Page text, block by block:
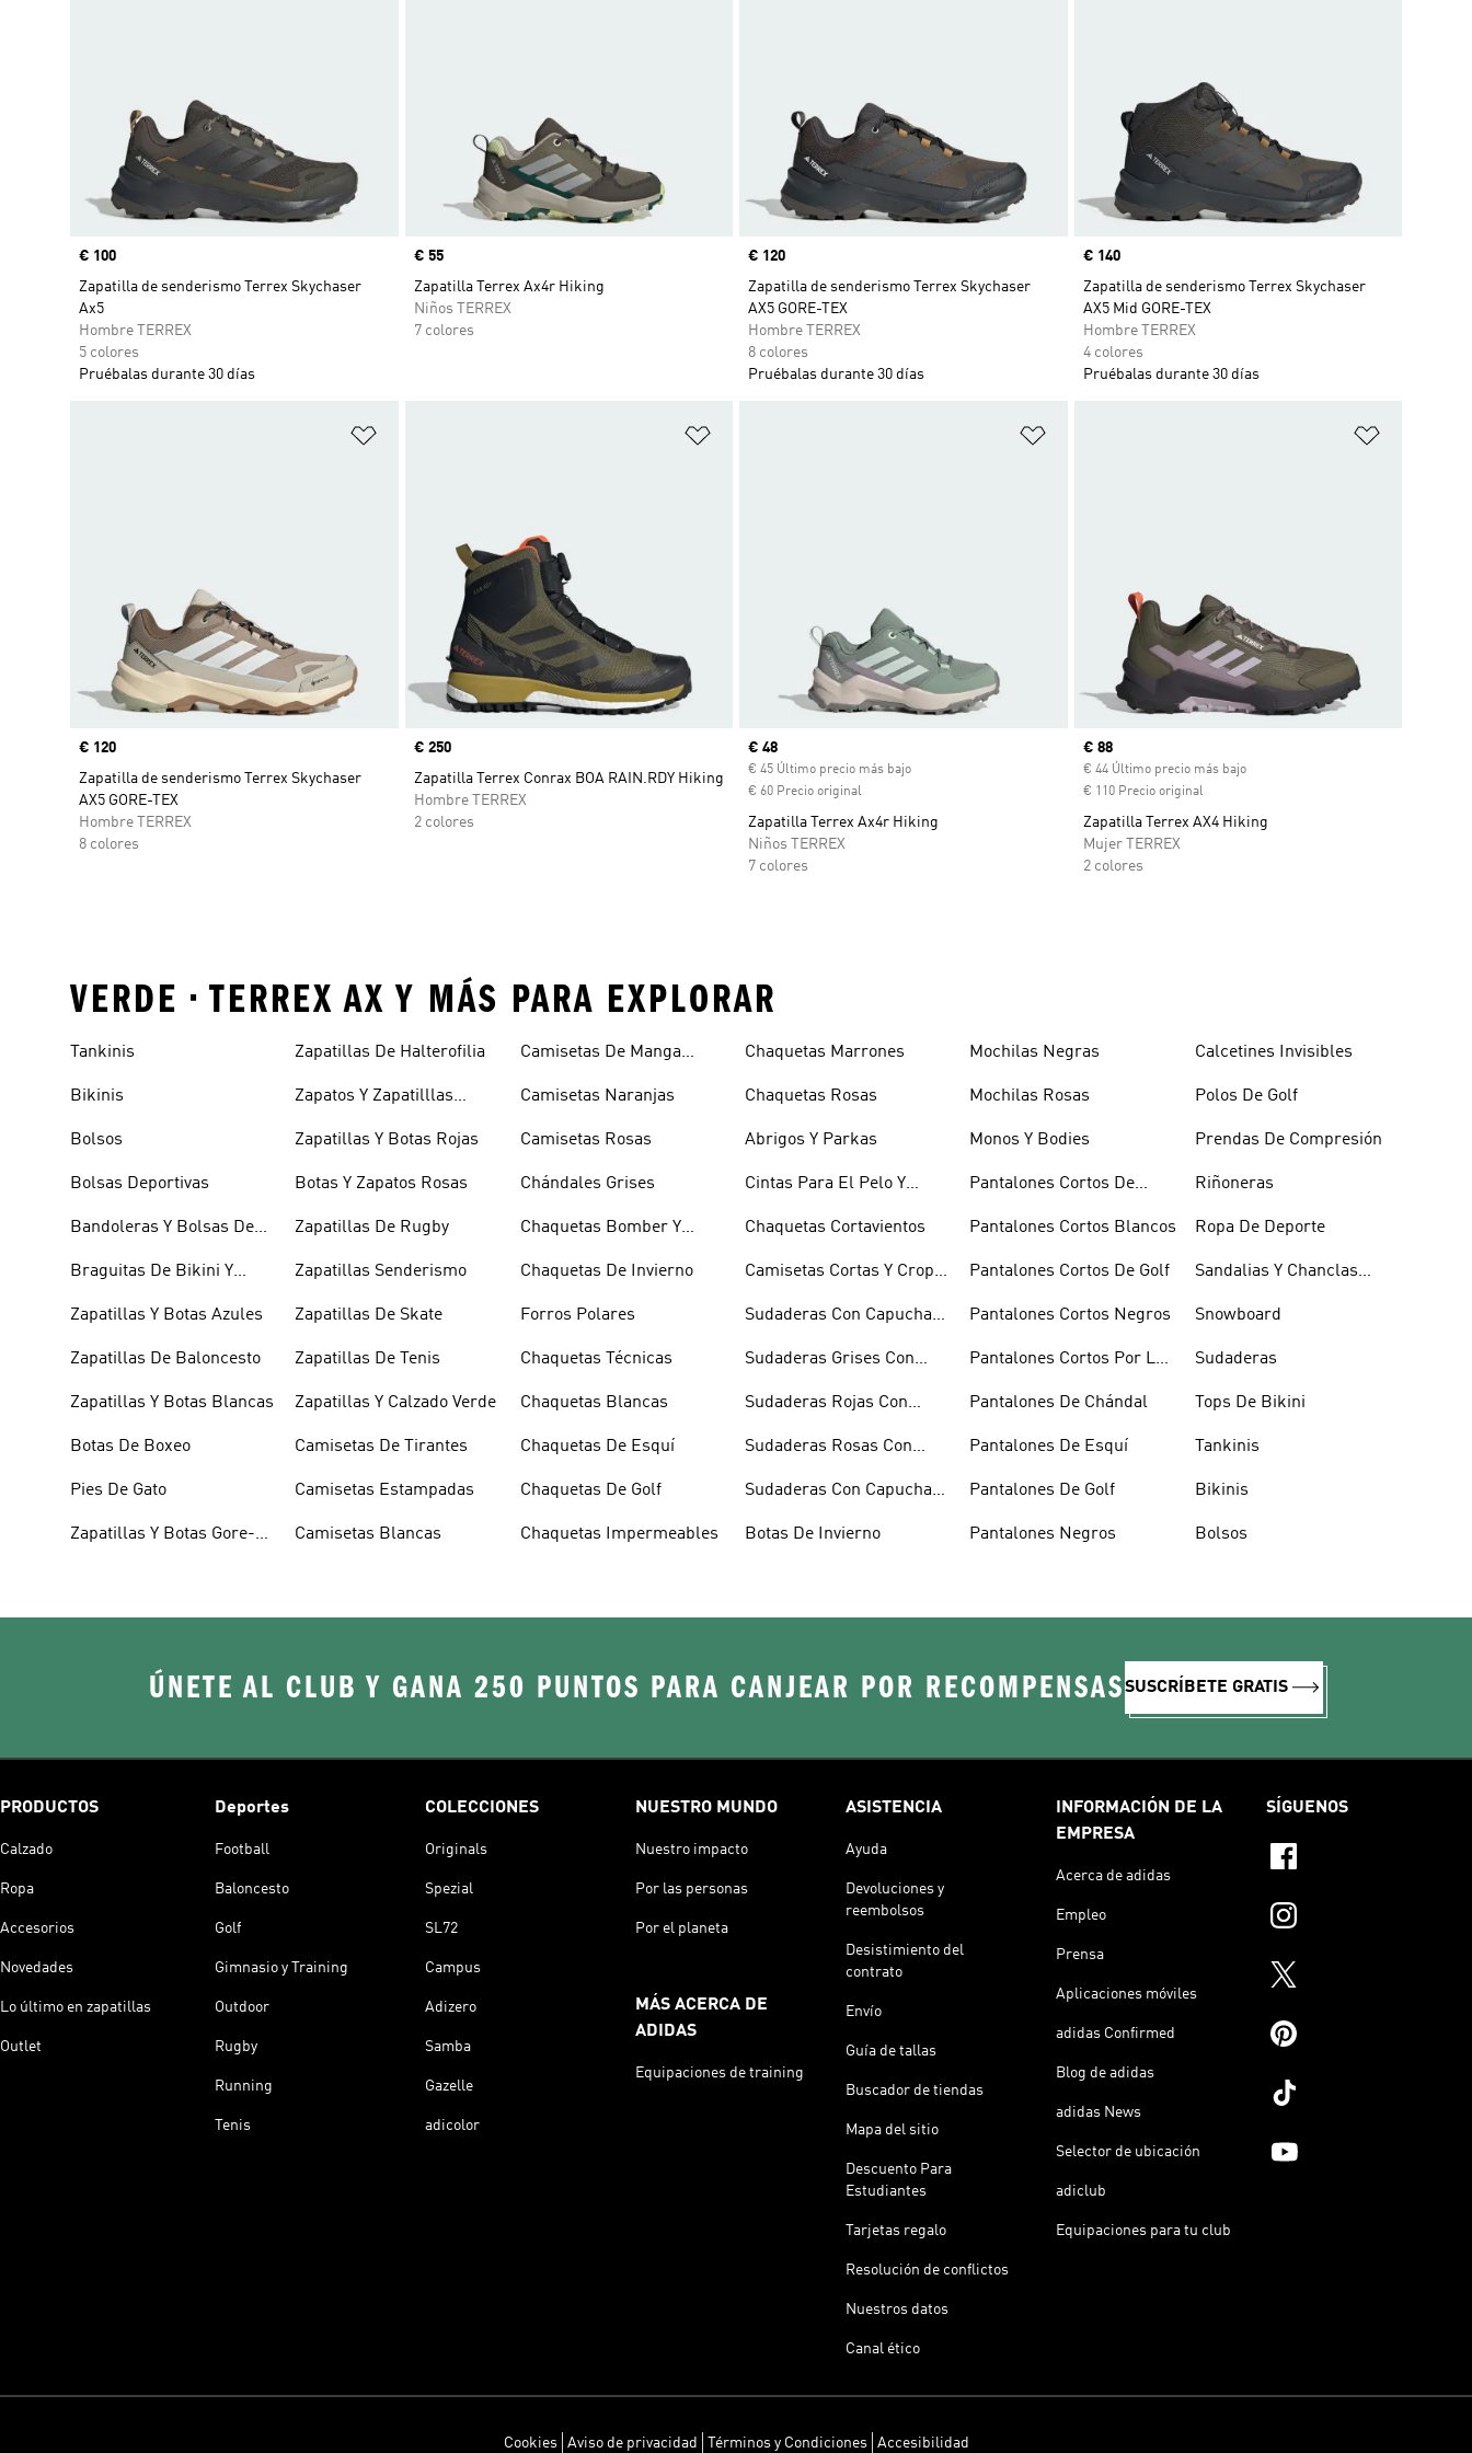
Precio
€ 100
Zapatilla de senderismo Terrex Skychaser
Ax5
Hombre TERREX
5 colores
Pruébalas durante 30 días
Precio
€ 55
Zapatilla Terrex Ax4r Hiking
Niños TERREX
7 colores
Precio
€ 120
Zapatilla de senderismo Terrex Skychaser
AX5 GORE-TEX
Hombre TERREX
8 colores
Pruébalas durante 30 días
Precio
€ 140
Zapatilla de senderismo Terrex Skychaser
AX5 Mid GORE-TEX
Hombre TERREX
4 colores
Pruébalas durante 30 días
Precio
€ 120
Zapatilla de senderismo Terrex Skychaser
AX5 GORE-TEX
Hombre TERREX
8 colores
Precio
€ 250
Zapatilla Terrex Conrax BOA RAIN.RDY Hiking
Hombre TERREX
2 colores
Precio actual
€ 48
€ 45 Último precio más bajo
€ 60 Precio original
Zapatilla Terrex Ax4r Hiking
Niños TERREX
7 colores
Precio actual
€ 88
€ 44 Último precio más bajo
€ 110 Precio original
Zapatilla Terrex AX4 Hiking
Mujer TERREX
2 colores
VERDE • TERREX AX Y MÁS PARA EXPLORAR
Tankinis
Bikinis
Bolsos
Bolsas Deportivas
Bandoleras Y Bolsas De
Braguitas De Bikini Y
Zapatillas Y Botas Azules
Zapatillas De Baloncesto
Zapatillas Y Botas Blancas
Botas De Boxeo
Pies De Gato
Zapatillas Y Botas Gore-
Zapatillas De Halterofilia
Zapatos Y Zapatilllas
Zapatillas Y Botas Rojas
Botas Y Zapatos Rosas
Zapatillas De Rugby
Zapatillas Senderismo
Zapatillas De Skate
Zapatillas De Tenis
Zapatillas Y Calzado Verde
Camisetas De Tirantes
Camisetas Estampadas
Camisetas Blancas
Camisetas De Manga
Camisetas Naranjas
Camisetas Rosas
Chándales Grises
Chaquetas Bomber Y
Chaquetas De Invierno
Forros Polares
Chaquetas Técnicas
Chaquetas Blancas
Chaquetas De Esquí
Chaquetas De Golf
Chaquetas Impermeables
Chaquetas Marrones
Chaquetas Rosas
Abrigos Y Parkas
Cintas Para El Pelo Y
Chaquetas Cortavientos
Camisetas Cortas Y Crop
Sudaderas Con Capucha
Sudaderas Grises Con
Sudaderas Rojas Con
Sudaderas Rosas Con
Sudaderas Con Capucha
Botas De Invierno
Mochilas Negras
Mochilas Rosas
Monos Y Bodies
Pantalones Cortos De
Pantalones Cortos Blancos
Pantalones Cortos De Golf
Pantalones Cortos Negros
Pantalones Cortos Por La
Pantalones De Chándal
Pantalones De Esquí
Pantalones De Golf
Pantalones Negros
Calcetines Invisibles
Polos De Golf
Prendas De Compresión
Riñoneras
Ropa De Deporte
Sandalias Y Chanclas
Snowboard
Sudaderas
Tops De Bikini
Tankinis
Bikinis
Bolsos
ÚNETE AL CLUB Y GANA 250 PUNTOS PARA CANJEAR POR RECOMPENSASSUSCRÍBETE GRATIS
PRODUCTOS
Calzado
Ropa
Accesorios
Novedades
Lo último en zapatillas
Outlet
Deportes
Football
Baloncesto
Golf
Gimnasio y Training
Outdoor
Rugby
Running
Tenis
COLECCIONES
Originals
Spezial
SL72
Campus
Adizero
Samba
Gazelle
adicolor
NUESTRO MUNDO
Nuestro impacto
Por las personas
Por el planeta
MÁS ACERCA DE
ADIDAS
Equipaciones de training
ASISTENCIA
Ayuda
Devoluciones y
reembolsos
Desistimiento del
contrato
Envío
Guía de tallas
Buscador de tiendas
Mapa del sitio
Descuento Para
Estudiantes
Tarjetas regalo
Resolución de conflictos
Nuestros datos
Canal ético
INFORMACIÓN DE LA
EMPRESA
Acerca de adidas
Empleo
Prensa
Aplicaciones móviles
adidas Confirmed
Blog de adidas
adidas News
Selector de ubicación
adiclub
Equipaciones para tu club
SÍGUENOS
Cookies Aviso de privacidad Términos y Condiciones Accesibilidad